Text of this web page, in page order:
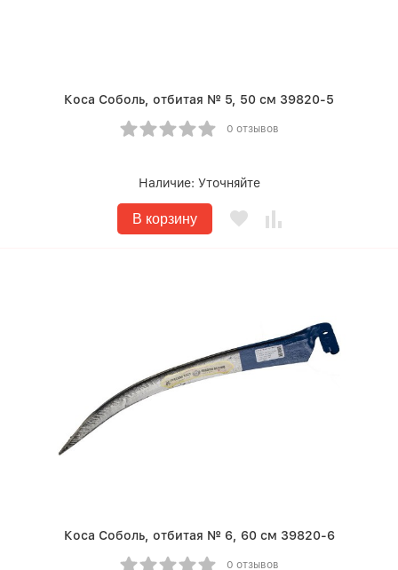
Коса Соболь, отбитая № 5, 50 см 39820-5
0 отзывов
Наличие: Уточняйте
В корзину
Коса Соболь, отбитая № 6, 60 см 39820-6
0 отзывов